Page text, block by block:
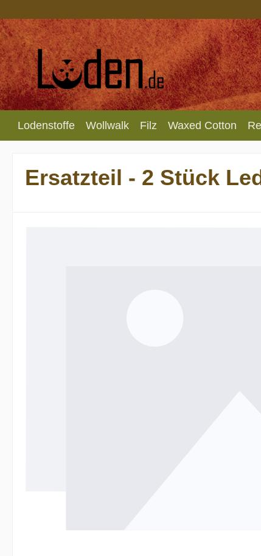
Lodenstoffe Wollwalk Filz Waxed Cotton
Ersatzteil - 2 Stück